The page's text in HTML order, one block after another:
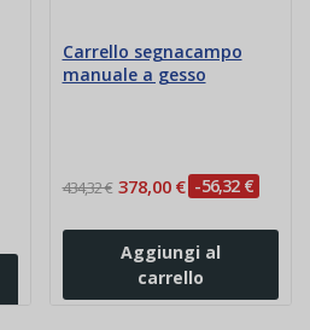
Carrello segnacampo
manuale a gesso
434,32 € 378,00 € -56,32 €
Aggiungi al
carrello